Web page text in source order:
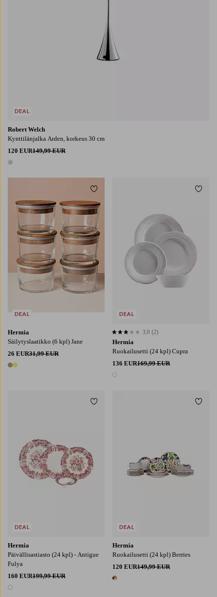
Robert Welch
Kynttilänjalka Arden, korkeus 30 cm
120 EUR149,99 EUR
1 väri
DEAL
Hermia
Säilytyslaatikko (6 kpl) Jane
26 EUR31,99 EUR
2 värejä
DEAL
Lisää suosikkeihin
Hermia
Ruokailusetti (24 kpl) Cupra
136 EUR169,99 EUR
1 väri
3,0 perustuen 2 arvosanaan
3,0 (2)
DEAL
Hermia
Päivällisastiasto (24 kpl) - Antigue
Fulya
160 EUR199,99 EUR
1 väri
DEAL
Lisää suosikkeihin
Hermia
Ruokailusetti (24 kpl) Berries
120 EUR149,99 EUR
1 väri
DEAL